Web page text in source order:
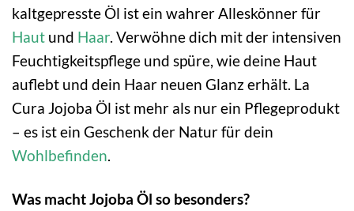
kaltgepresste Öl ist ein wahrer Alleskönner für
Haut und Haar. Verwöhne dich mit der intensiven
Feuchtigkeitspflege und spüre, wie deine Haut
auflebt und dein Haar neuen Glanz erhält. La
Cura Jojoba Öl ist mehr als nur ein Pflegeprodukt
– es ist ein Geschenk der Natur für dein
Wohlbefinden.
Was macht Jojoba Öl so besonders?